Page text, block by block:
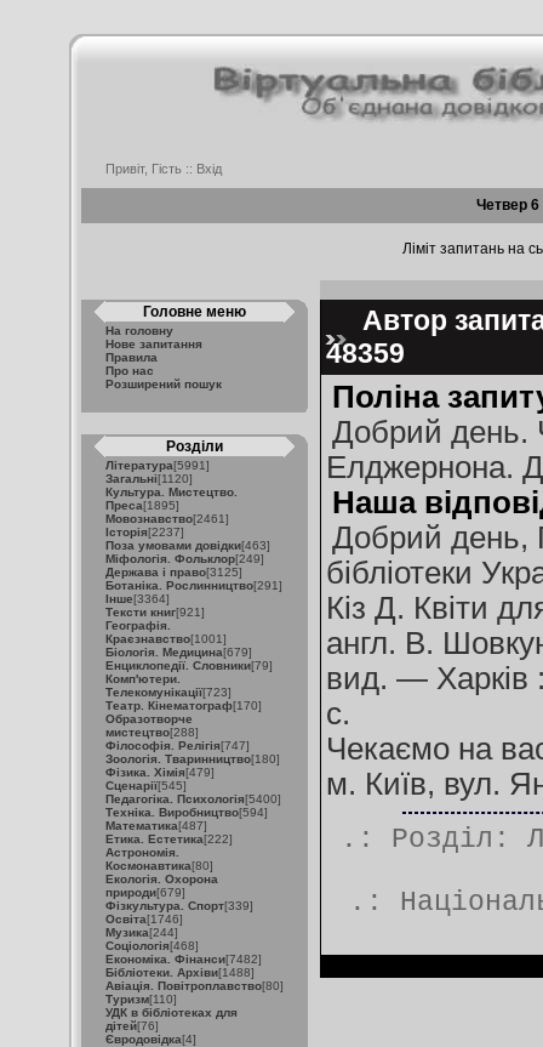
Привіт, Гість :: Вхід
Четвер
Ліміт запитань на
Головне меню
На головну
Нове запитання
Правила
Про нас
Розширений пошук
Розділи
Література[5991]
Загальні[1120]
Культура. Мистецтво.
Преса[1895]
Мовознавство[2461]
Історія[2237]
Поза умовами довідки[463]
Міфологія. Фольклор[249]
Держава і право[3125]
Ботаніка. Рослинництво[291]
Інше[3364]
Тексти книг[921]
Географія.
Краєзнавство[1001]
Біологія. Медицина[679]
Енциклопедії. Словники[79]
Комп'ютери.
Телекомунікації[723]
Театр. Кінематограф[170]
Образотворче
мистецтво[288]
Філософія. Релігія[747]
Зоологія. Тваринництво[180]
Фізика. Хімія[479]
Сценарії[545]
Педагогіка. Психологія[5400]
Техніка. Виробництво[594]
Математика[487]
Етика. Естетика[222]
Астрономія.
Космонавтика[80]
Екологія. Охорона
природи[679]
Фізкультура. Спорт[339]
Освіта[1746]
Музика[244]
Соціологія[468]
Економіка. Фінанси[7482]
Бібліотеки. Архіви[1488]
Авіація. Повітроплавство[80]
Туризм[110]
УДК в бібліотеках для
дітей[76]
Євродовідка[4]
Автор
48359
Поліна
Добрий день.
Елджернона.
Наша
Добрий день,
бібліотеки
Кіз Д. Квіти
англ. В.
вид. — Харків
с.
Чекаємо на
м. Київ, вул.
.: Розділ:
.: